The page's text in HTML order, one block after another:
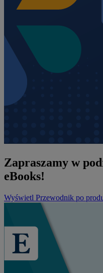
Zapraszamy w
eBooks!
Wyświetl Przewodnik po